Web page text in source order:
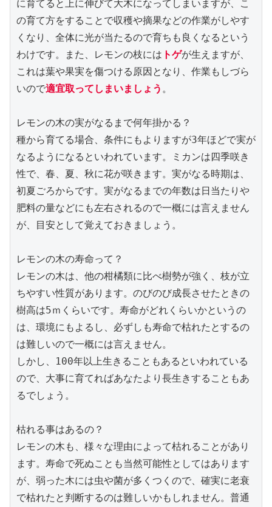
に育てると上に伸びて大木になってしまいますが、こ
の育て方をすることで収穫や摘果などの作業がしやす
くなり、全体に光が当たるので育ちも良くなるという
わけです。また、レモンの枝には トゲが生えますが、
これは葉や果実を傷つける原因となり、作業もしづら
いので適宜取ってしまいましょう 。
レモンの木の実がなるまで何年掛かる？
種から育てる場合、条件にもよりますが3年ほどで実が
なるようになるといわれています。ミカンは四季咲き
性で、春、夏、秋に花が咲きます。実がなる時期は、
初夏ごろからです。実がなるまでの年数は日当たりや
肥料の量などにも左右されるので一概には言えません
が、目安として覚えておきましょう。
レモンの木の寿命って？
レモンの木は、他の柑橘類に比べ樹勢が強く、枝が立
ちやすい性質があります。のびのび成長させたときの
樹高は5ｍくらいです。寿命がどれくらいかというの
は、環境にもよるし、必ずしも寿命で枯れたとするの
は難しいので一概には言えません。
しかし、100年以上生きることもあるといわれている
ので、大事に育てればあなたより長生きすることもあ
るでしょう。
枯れる事はあるの？
レモンの木も、様々な理由によって枯れることがあり
ます。寿命で死ぬことも当然可能性としてはあります
が、弱った木には虫や菌が多くつくので、確実に老衰
で枯れたと判断するのは難しいかもしれません。普通